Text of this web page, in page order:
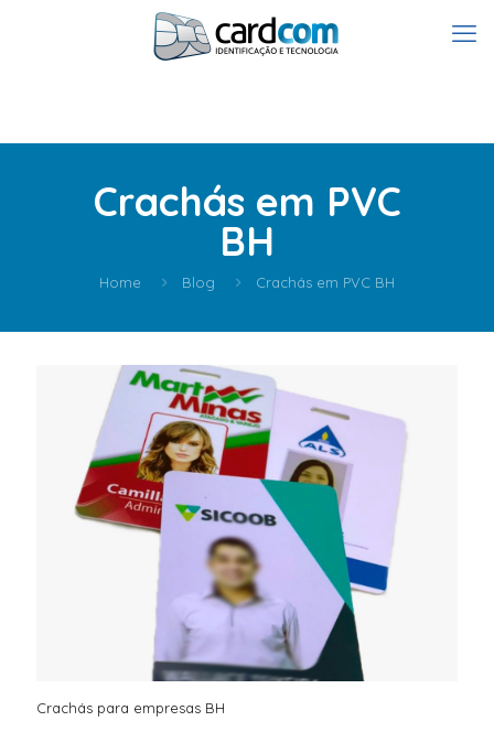
Crachás em PVC
BH
Home Blog Crachás em PVC BH
Crachás para empresas BH